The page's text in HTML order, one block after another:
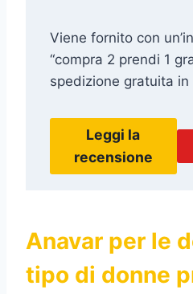
Viene fornito con
“compra 2 prendi 1
spedizione gratuita
Leggi la
recensione
Anavar per le
tipo di donne